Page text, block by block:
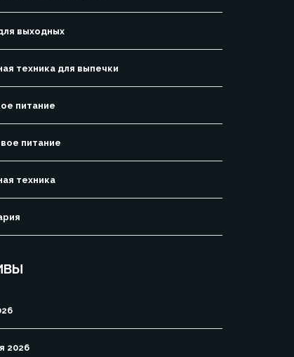
выходных
техника для выпечки
питание
питание
техника
2026